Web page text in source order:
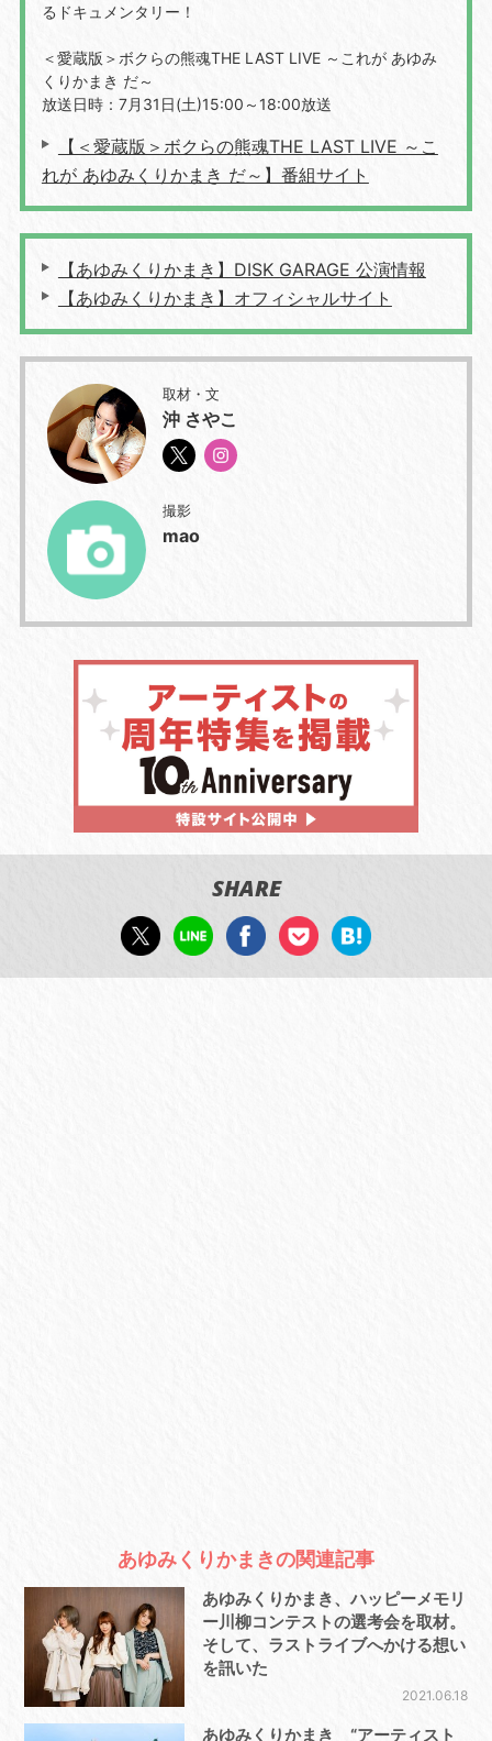
るドキュメンタリー！
＜愛蔵版＞ボクらの熊魂THE LAST LIVE ～これが あゆみ
くりかまき だ～
放送日時：7月31日(土)15:00～18:00放送
【＜愛蔵版＞ボクらの熊魂THE LAST LIVE ～こ
れが あゆみくりかまき だ～】番組サイト
【あゆみくりかまき】DISK GARAGE 公演情報
【あゆみくりかまき】オフィシャルサイト
取材・文
沖 さやこ
撮影
mao
SHARE
あゆみくりかまきの関連記事
あゆみくりかまき、ハッピーメモリ
ー川柳コンテストの選考会を取材。
そして、ラストライブへかける想い
を訊いた
2021.06.18
あゆみくりかまき “アーティスト